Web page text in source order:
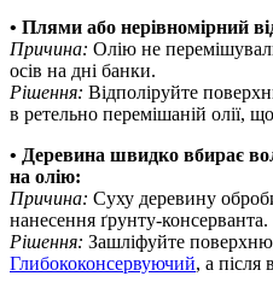
• Плями або нерівномірний
Причина: Олію не
осів на дні банки.
Рішення: Відполіруйте
в ретельно перемішаній олії,
• Деревина швидко вбирає
на олію:
Причина: Суху деревину
нанесення ґрунту-консерванта.
Рішення: Зашліфуйте
Глибококонсервуючий, а після